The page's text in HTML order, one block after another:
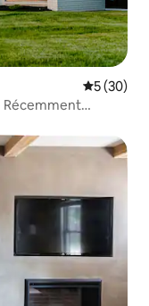
Note
5 (30)
Récemment